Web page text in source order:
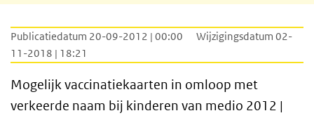
Publicatiedatum 20-09-2012 | 00:00
Wijzigingsdatum 02-
11-2018 | 18:21
Mogelijk vaccinatiekaarten in omloop met
verkeerde naam bij kinderen van medio 2012 |